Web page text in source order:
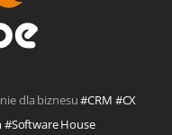
dla biznesu#CRM #CX
#Software House